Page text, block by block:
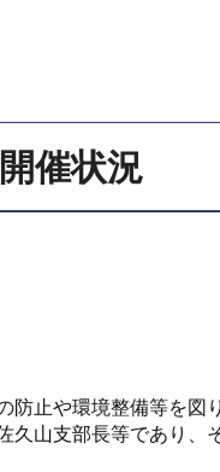
催状況
止や環境整備等を図
久山支部長等であり、